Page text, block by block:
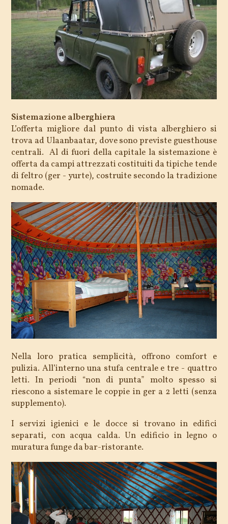
Sistemazione alberghiera
L’offerta migliore dal punto di vista alberghiero si
trova ad Ulaanbaatar, dove sono previste guesthouse
centrali. Al di fuori della capitale la sistemazione è
offerta da campi attrezzati costituiti da tipiche tende
di feltro (ger - yurte), costruite secondo la tradizione
nomade.
Nella loro pratica semplicità, offrono comfort e
pulizia. All’interno una stufa centrale e tre - quattro
letti. In periodi “non di punta” molto spesso si
riescono a sistemare le coppie in ger a 2 letti (senza
supplemento).
I servizi igienici e le docce si trovano in edifici
separati, con acqua calda. Un edificio in legno o
muratura funge da bar-ristorante.